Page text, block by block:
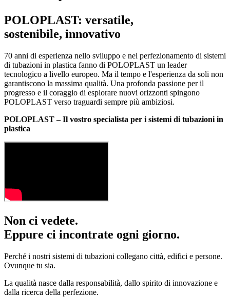
POLOPLAST: versatile,
sostenibile, innovativo
70 anni di esperienza nello sviluppo e nel perfezionamento di sistemi
di tubazioni in plastica fanno di POLOPLAST un leader
tecnologico a livello europeo. Ma il tempo e l'esperienza da soli non
garantiscono la massima qualità. Una profonda passione per il
progresso e il coraggio di esplorare nuovi orizzonti spingono
POLOPLAST verso traguardi sempre più ambiziosi.
POLOPLAST – Il vostro specialista per i sistemi di tubazioni in
plastica
Non ci vedete.
Eppure ci incontrate ogni giorno.
Perché i nostri sistemi di tubazioni collegano città, edifici e persone.
Ovunque tu sia.
La qualità nasce dalla responsabilità, dallo spirito di innovazione e
dalla ricerca della perfezione.